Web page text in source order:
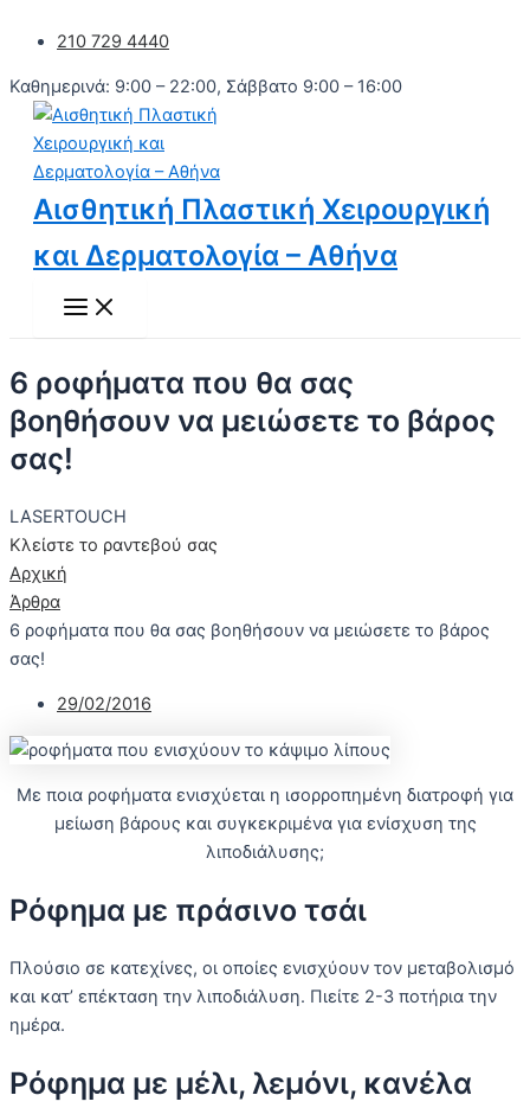
210 729 4440
Καθημερινά: 9:00 – 22:00, Σάββατο 9:00 – 16:00
Αισθητική Πλαστική Χειρουργική
και Δερματολογία – Αθήνα
6 ροφήματα που θα σας
βοηθήσουν να μειώσετε το βάρος
σας!
LASERTOUCH
Κλείστε το ραντεβού σας
Αρχική
Άρθρα
6 ροφήματα που θα σας βοηθήσουν να μειώσετε το βάρος
σας!
29/02/2016
Με ποια ροφήματα ενισχύεται η ισορροπημένη διατροφή για
μείωση βάρους και συγκεκριμένα για ενίσχυση της
λιποδιάλυσης;
Ρόφημα με πράσινο τσάι
Πλούσιο σε κατεχίνες, οι οποίες ενισχύουν τον μεταβολισμό
και κατ’ επέκταση την λιποδιάλυση. Πιείτε 2-3 ποτήρια την
ημέρα.
Ρόφημα με μέλι, λεμόνι, κανέλα